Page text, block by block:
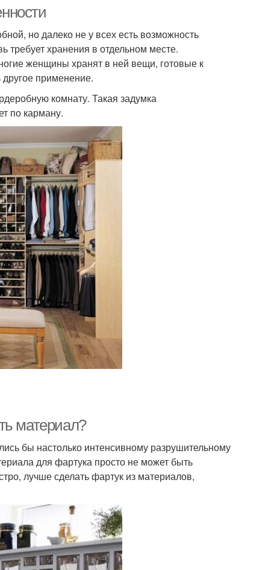
но далеко не у всех есть возможность
хранения в отдельном месте.
женщины хранят в ней вещи, готовые к
другое применение.
комнату. Такая задумка
по карману.
материал?
бы настолько интенсивному разрушительному
для фартука просто не может быть
лучше сделать фартук из материалов,